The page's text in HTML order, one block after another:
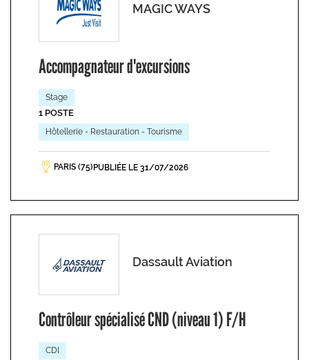
MAGIC WAYS
Accompagnateur d'excursions
Stage
1 POSTE
Hôtellerie - Restauration - Tourisme
PARIS (75) PUBLIÉE LE 31/07/2026
Dassault Aviation
Contrôleur spécialisé CND (niveau 1) F/H
CDI